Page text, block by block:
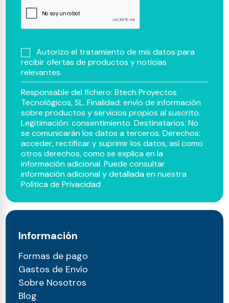
Autorizo el tratamiento de mis datos para
recibir ofertas de productos y noticias
relevantes.
Responsable del fichero: Btech Proyectos
Tecnológicos, SL. Finalidad: envío de información
sobre productos y servicios propios al suscrito.
Legitimación: consentimiento. Destinatarios: No
se comunicarán los datos a terceros. Derechos:
acceder, rectificar y suprimir los datos, así como
otros derechos, como se explica en la
información adicional. Puede consultar
información adicional y detallada en nuestra
Política de Privacidad
Información
Formas de pago
Gastos de Envío
Sobre Nosotros
Blog